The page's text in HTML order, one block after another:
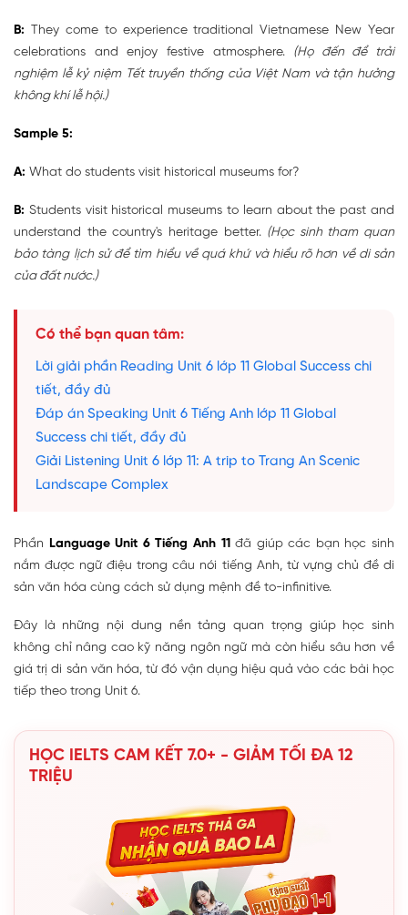
B: They come to experience traditional Vietnamese New Year
celebrations and enjoy festive atmosphere. (Họ đến để trải
nghiệm lễ kỷ niệm Tết truyền thống của Việt Nam và tận hưởng
không khí lễ hội.)
Sample 5:
A: What do students visit historical museums for?
B: Students visit historical museums to learn about the past and
understand the country's heritage better. (Học sinh tham quan
bảo tàng lịch sử để tìm hiểu về quá khứ và hiểu rõ hơn về di sản
của đất nước.)
Có thể bạn quan tâm:
Lời giải phần Reading Unit 6 lớp 11 Global Success chi
tiết, đầy đủ
Đáp án Speaking Unit 6 Tiếng Anh lớp 11 Global
Success chi tiết, đầy đủ
Giải Listening Unit 6 lớp 11: A trip to Trang An Scenic
Landscape Complex
Phần Language Unit 6 Tiếng Anh 11 đã giúp các bạn học sinh
nắm được ngữ điệu trong câu nói tiếng Anh, từ vựng chủ đề di
sản văn hóa cùng cách sử dụng mệnh đề to-infinitive.
Đây là những nội dung nền tảng quan trọng giúp học sinh
không chỉ nâng cao kỹ năng ngôn ngữ mà còn hiểu sâu hơn về
giá trị di sản văn hóa, từ đó vận dụng hiệu quả vào các bài học
tiếp theo trong Unit 6.
HỌC IELTS CAM KẾT 7.0+ - GIẢM TỐI ĐA 12
TRIỆU